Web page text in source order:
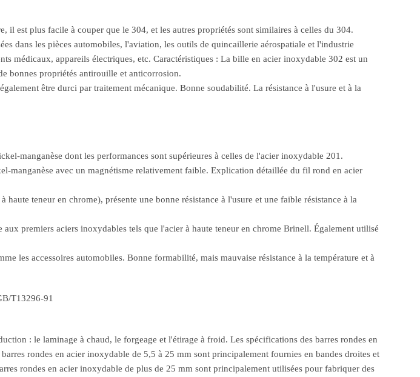
est plus facile à couper que le 304, et les autres propriétés sont similaires à celles du 304.
dans les pièces automobiles, l'aviation, les outils de quincaillerie aérospatiale et l'industrie
médicaux, appareils électriques, etc. Caractéristiques : La bille en acier inoxydable 302 est un
bonnes propriétés antirouille et anticorrosion.
être durci par traitement mécanique. Bonne soudabilité. La résistance à l'usure et à la
manganèse dont les performances sont supérieures à celles de l'acier inoxydable 201.
avec un magnétisme relativement faible. Explication détaillée du fil rond en acier
teneur en chrome), présente une bonne résistance à l'usure et une faible résistance à la
premiers aciers inoxydables tels que l'acier à haute teneur en chrome Brinell. Également utilisé
les accessoires automobiles. Bonne formabilité, mais mauvaise résistance à la température et à
T13296-91
: le laminage à chaud, le forgeage et l'étirage à froid. Les spécifications des barres rondes en
rondes en acier inoxydable de 5,5 à 25 mm sont principalement fournies en bandes droites et
rondes en acier inoxydable de plus de 25 mm sont principalement utilisées pour fabriquer des